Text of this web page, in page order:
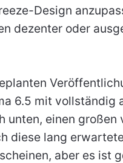
Design
dezenter oder
6.5 mit vollständig
unten, einen großen
diese lang
aber es ist